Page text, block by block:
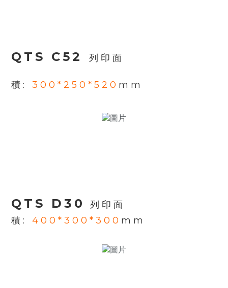
QTS C52 列印面
積: 300*250*520 mm
QTS D30
列印面
積 : 400*300*300 mm